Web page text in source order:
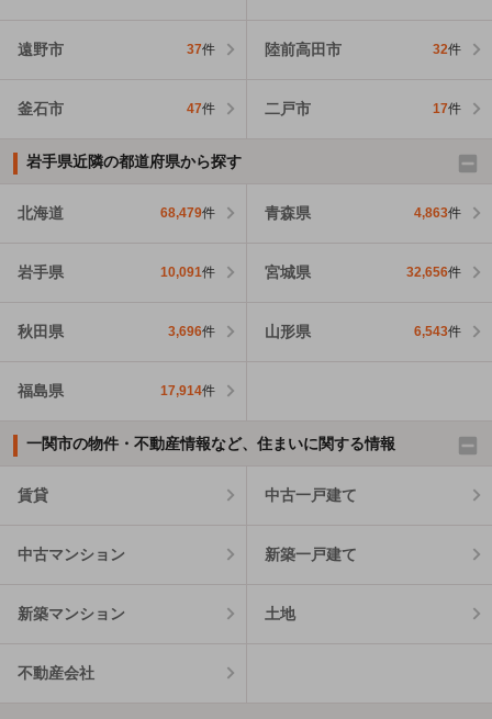
遠野市 37件 陸前高田市 32件
釜石市 47件 二戸市 17件
岩手県近隣の都道府県から探す
北海道 68,479件 青森県 4,863件
岩手県 10,091件 宮城県 32,656件
秋田県 3,696件 山形県 6,543件
福島県 17,914件
一関市の物件・不動産情報など、住まいに関する情報
賃貸 中古一戸建て
中古マンション 新築一戸建て
新築マンション 土地
不動産会社